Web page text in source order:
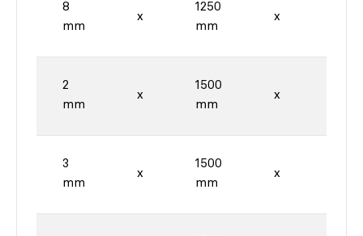
8
mm
x
1250
mm
x
2
mm
x
1500
mm
x
3
mm
x
1500
mm
x